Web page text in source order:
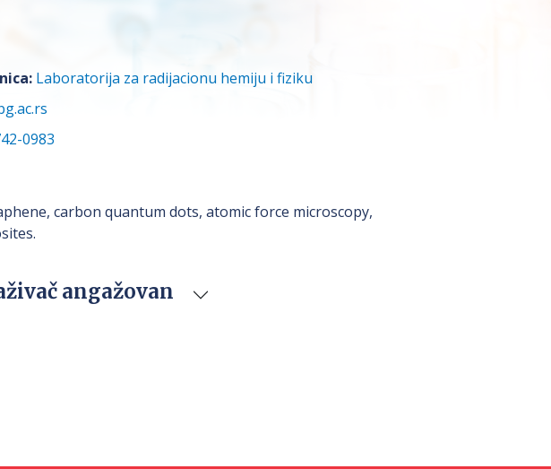
Laboratorija za radijacionu hemiju i fiziku
0983
carbon quantum dots, atomic force microscopy,
angažovan